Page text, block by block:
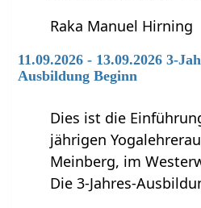
Raka Manuel Hirning
11.09.2026 - 13.09.2026 3-
Ausbildung Beginn
Dies ist die
jährigen
Meinberg, im
Die 3-Jahres-